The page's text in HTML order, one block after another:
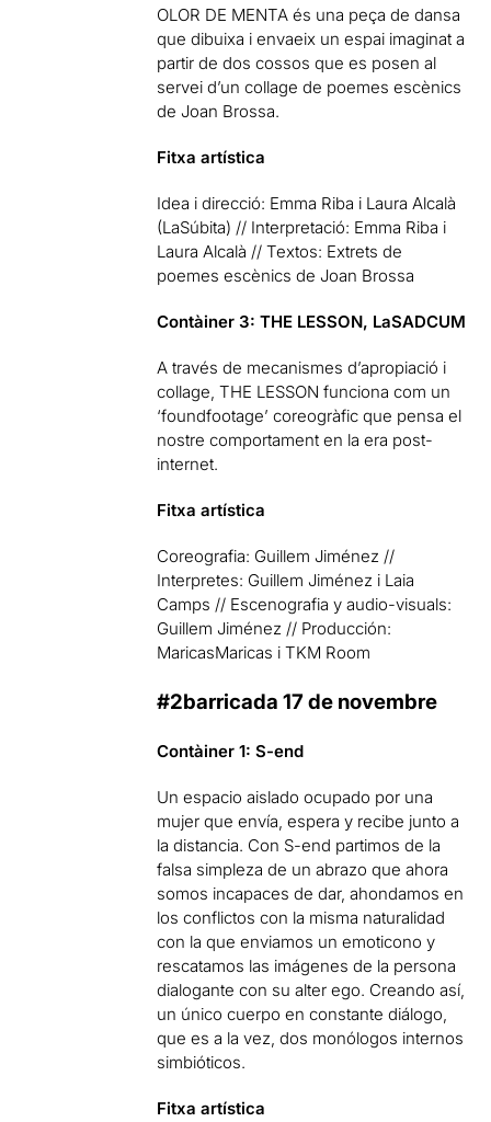
OLOR DE MENTA és una peça de dansa
que dibuixa i envaeix un espai imaginat a
partir de dos cossos que es posen al
servei d’un collage de poemes escènics
de Joan Brossa.
Fitxa artística
Idea i direcció: Emma Riba i Laura Alcalà
(LaSúbita) // Interpretació: Emma Riba i
Laura Alcalà // Textos: Extrets de
poemes escènics de Joan Brossa
Contàiner 3: THE LESSON, LaSADCUM
A través de mecanismes d’apropiació i
collage, THE LESSON funciona com un
‘foundfootage’ coreogràfic que pensa el
nostre comportament en la era post-
internet.
Fitxa artística
Coreografia: Guillem Jiménez //
Interpretes: Guillem Jiménez i Laia
Camps // Escenografia y audio-visuals:
Guillem Jiménez // Producción:
MaricasMaricas i TKM Room
#2barricada 17 de novembre
Contàiner 1: S-end
Un espacio aislado ocupado por una
mujer que envía, espera y recibe junto a
la distancia. Con S-end partimos de la
falsa simpleza de un abrazo que ahora
somos incapaces de dar, ahondamos en
los conflictos con la misma naturalidad
con la que enviamos un emoticono y
rescatamos las imágenes de la persona
dialogante con su alter ego. Creando así,
un único cuerpo en constante diálogo,
que es a la vez, dos monólogos internos
simbióticos.
Fitxa artística